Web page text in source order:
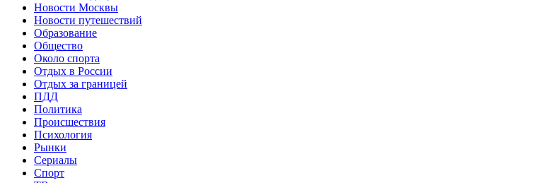
Новости Москвы
Новости путешествий
Образование
Общество
Около спорта
Отдых в России
Отдых за границей
ПДД
Политика
Происшествия
Психология
Рынки
Сериалы
Спорт